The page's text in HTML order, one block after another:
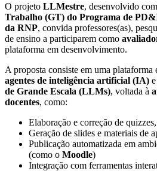
O projeto LLMestre, desenvolvido
Trabalho (GT) do Programa de
da RNP, convida professores(as),
de ensino a participarem como
plataforma em desenvolvimento.
A proposta consiste em uma plataforma
agentes de inteligência artificial (IA) e
de Grande Escala (LLMs), voltada à
docentes, como:
Elaboração e correção de
Geração de slides e materiais de
Publicação automatizada em
(como o Moodle)
Integração com ferramentas